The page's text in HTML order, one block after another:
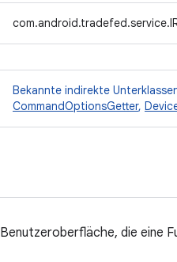
Bekannte indirekte
CommandOptionsGetter,
Benutzeroberfläche, die eine